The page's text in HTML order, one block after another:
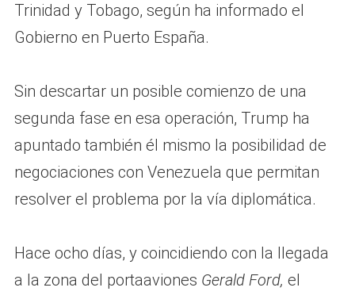
Trinidad y Tobago, según ha informado el
Gobierno en Puerto España.
Sin descartar un posible comienzo de una
segunda fase en esa operación, Trump ha
apuntado también él mismo la posibilidad de
negociaciones con Venezuela que permitan
resolver el problema por la vía diplomática.
Hace ocho días, y coincidiendo con la llegada
a la zona del portaaviones Gerald Ford, el